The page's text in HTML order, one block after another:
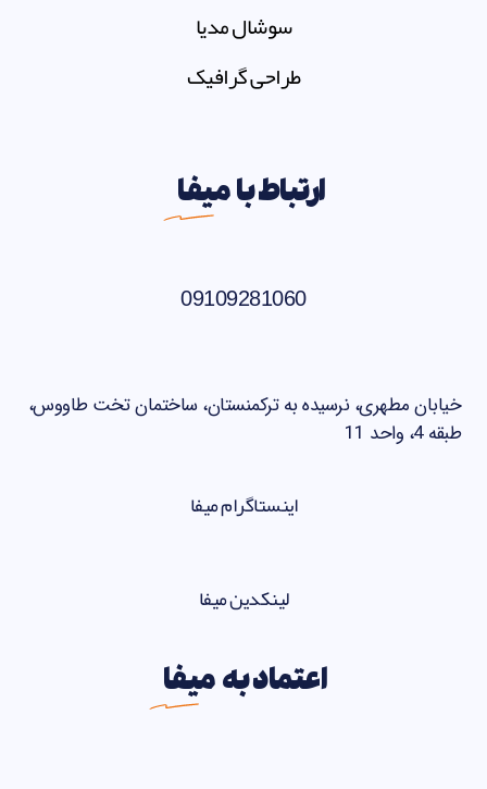
سوشال مدیا
طراحی گرافیک
ارتباط بامیفا
09109281060
خیابان مطهری، نرسیده به ترکمنستان، ساختمان تخت طاووس،
طبقه 4، واحد 11
اینستاگرام میفا
لینکدین میفا
اعتماد بهمیفا